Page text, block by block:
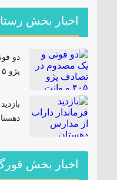
اخبار بخش
دو
پژو ۴۰۵ و وانت نیسان
اخبار بخش